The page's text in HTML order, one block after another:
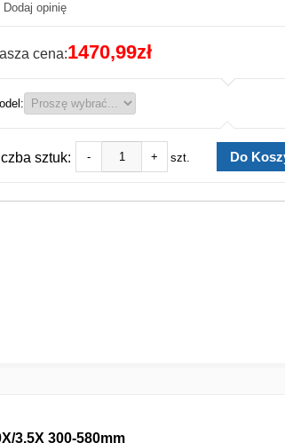
Dodaj opinię
cena:1470,99zł
sztuk: - + szt.
3.5X 300-580mm